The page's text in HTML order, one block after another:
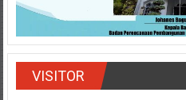
VISITOR